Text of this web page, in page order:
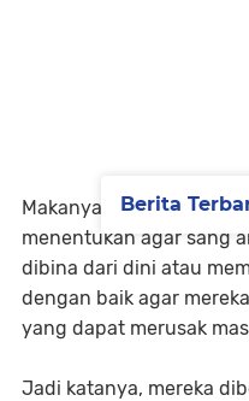
Makanya, perang orang
menentukan agar sang
dibina dari dini atau
dengan baik agar
yang dapat merusak
Jadi katanya, mereka
Berita